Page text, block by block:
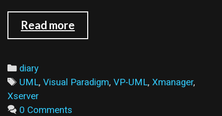
Read more
Xmanager
安
Categories
diary
Tags
UML,Visual Paradigm,VP-UML,Xmanager,
Xserver
0 Comments